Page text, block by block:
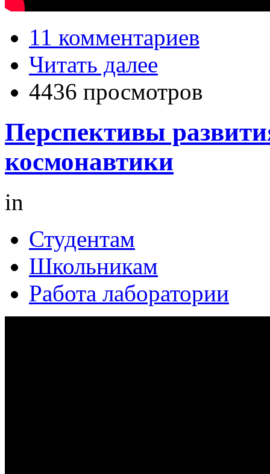
11 комментариев
Читать далее
4436 просмотров
Перспективы
космонавтики
in
Студентам
Школьникам
Работа лаборатории